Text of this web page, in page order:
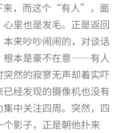
来，而这个“有人”，面
里也是发毛。正是返回
来吵吵闹闹的，对谈话
根本是豪不在意——有人
然的寂寥无声却着实吓
经发现的摄像机也没有
中关注四周。突然，四
影子，正是朝他扑来